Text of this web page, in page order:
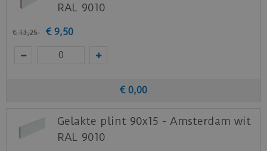
RAL 9010
€ 13,25 € 9,50
€ 0,00
Gelakte plint 90x15 - Amsterdam wit
RAL 9010